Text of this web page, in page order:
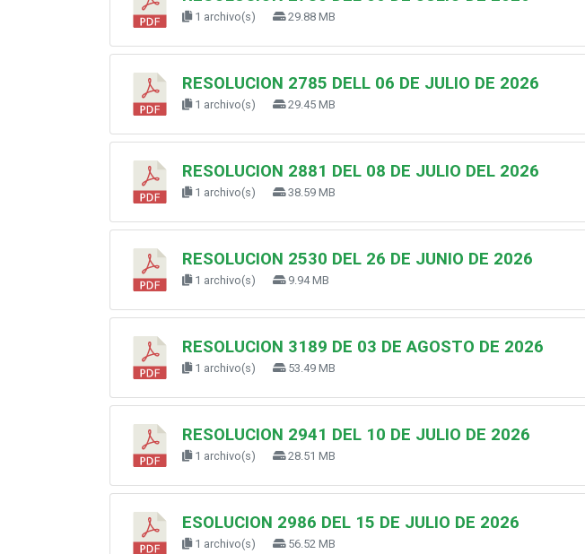
1 archivo(s) 29.88 MB
RESOLUCION 2785 DELL 06 DE JULIO DE 2026
1 archivo(s) 29.45 MB
RESOLUCION 2881 DEL 08 DE JULIO DEL 2026
1 archivo(s) 38.59 MB
RESOLUCION 2530 DEL 26 DE JUNIO DE 2026
1 archivo(s) 9.94 MB
RESOLUCION 3189 DE 03 DE AGOSTO DE 2026
1 archivo(s) 53.49 MB
RESOLUCION 2941 DEL 10 DE JULIO DE 2026
1 archivo(s) 28.51 MB
ESOLUCION 2986 DEL 15 DE JULIO DE 2026
1 archivo(s) 56.52 MB